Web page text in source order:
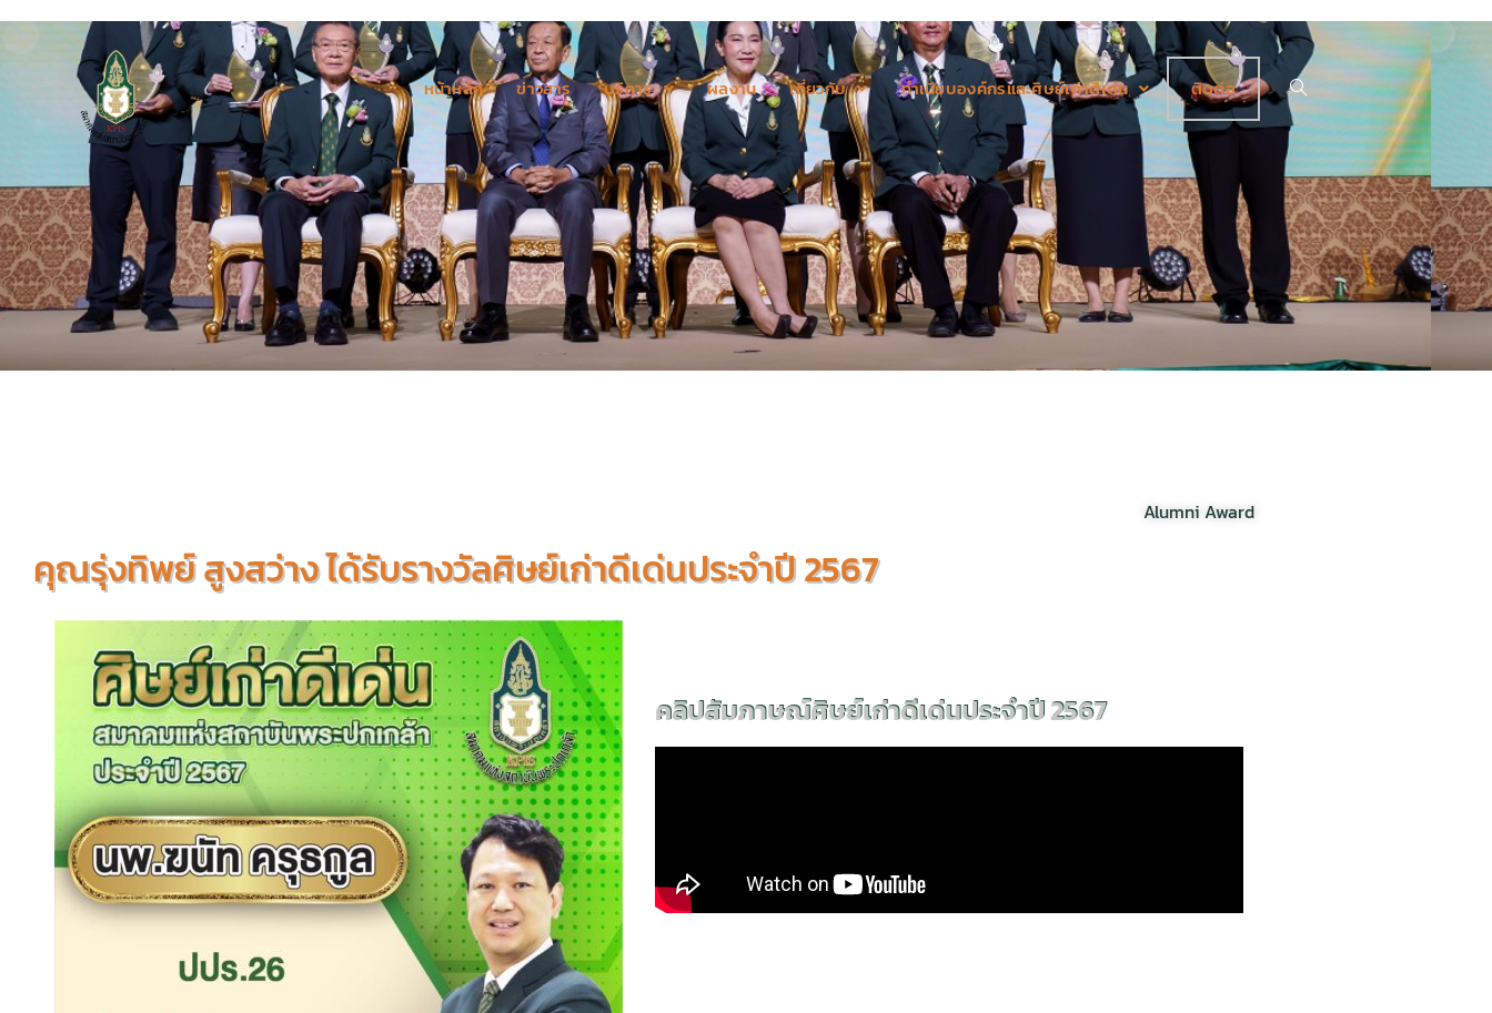
หน้าหลัก ข่าวสาร บริการ ผลงาน เกี่ยวกับ ทำเนียบองค์กรและศิษย์เก่าดีเด่น ติดต่อ
Alumni Award
คุณรุ่งทิพย์ สูงสว่าง ได้รับรางวัลศิษย์เก่าดีเด่นประจำปี 2567
คลิปสัมภาษณ์ศิษย์เก่าดีเด่นประจำปี 2567